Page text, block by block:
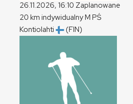
26.11.2026, 16:10 Zaplanowane
20 km indywidualnyM PŚ
Kontiolahti
(FIN)